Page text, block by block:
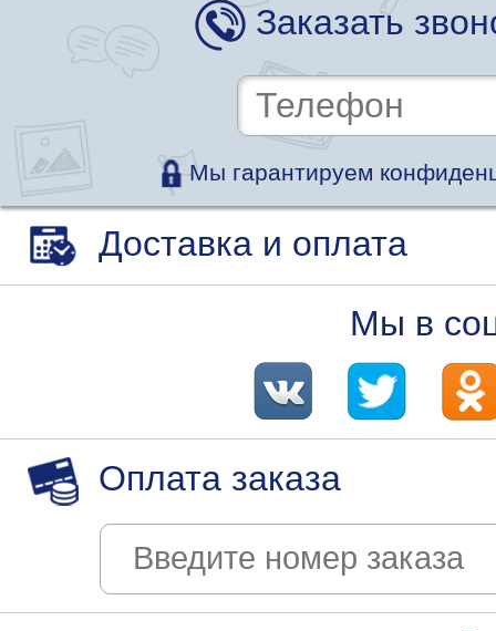
Заказать
Мы гарантируем
Доставка и оплата
Мы в
Оплата заказа